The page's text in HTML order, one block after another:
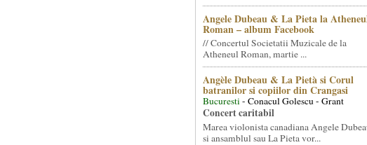
Angele Dubeau & La Pieta la
Roman – album Facebook
// Concertul Societatii Muzicale de la
Atheneul Roman, martie ...
Angèle Dubeau & La Pietà si Corul
batranilor si copiilor din Crangasi
Bucuresti- Conacul Golescu - Grant
Concert caritabil
Marea violonista canadiana Angele
si ansamblul sau La Pieta vor...